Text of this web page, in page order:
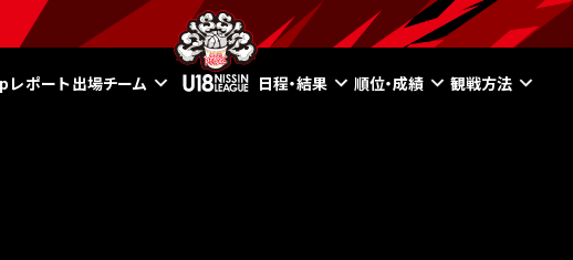
ポート出場チーム 日程・結果 順位・成績 観戦方法